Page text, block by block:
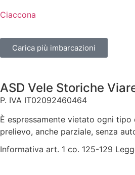
Ciaccona
Carica più imbarcazioni
ASD Vele Storiche
P. IVA IT02092460464
È espressamente vietato ogni
prelievo, anche parziale, senza
Informativa art. 1 co. 125-129